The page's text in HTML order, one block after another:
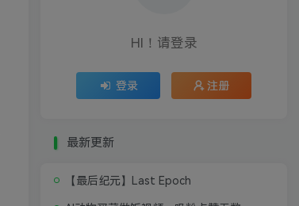
HI！请登录
登录 注册
最新更新
【最后纪元】Last Epoch